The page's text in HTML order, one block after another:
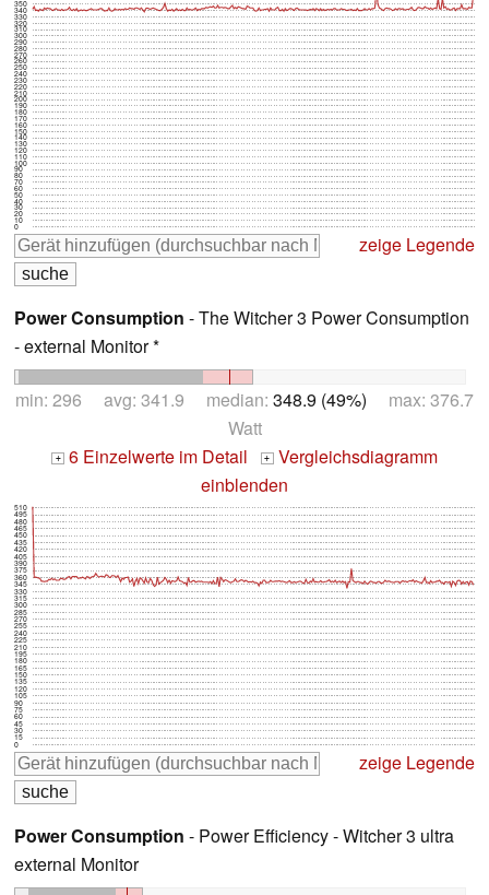
0
10
20
30
40
50
60
70
80
90
100
110
120
130
140
150
160
170
180
190
200
210
220
230
240
250
260
270
280
290
300
310
320
330
340
350
zeige Legende
Power Consumption - The Witcher 3 Power Consumption
- external Monitor *
min: 296 avg: 341.9 median: 348.9 (49%) max: 376.7
Watt
+ 6 Einzelwerte im Detail + Vergleichsdiagramm
einblenden
0
15
30
45
60
75
90
105
120
135
150
165
180
195
210
225
240
255
270
285
300
315
330
345
360
375
390
405
420
435
450
465
480
495
510
zeige Legende
Power Consumption - Power Efficiency - Witcher 3 ultra
external Monitor